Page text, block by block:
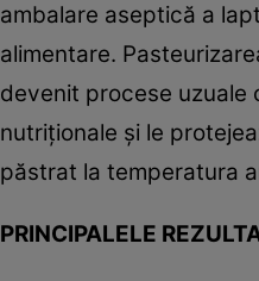
ambalare aseptică a
alimentare.
devenit procese uzuale
nutriţionale şi le
păstrat la temperatura
PRINCIPALELE